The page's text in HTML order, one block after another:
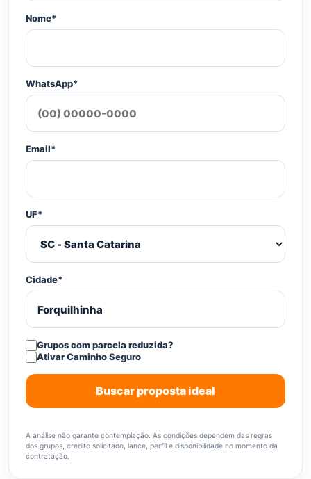
Nome*
WhatsApp*
Email*
UF*
Cidade*
Grupos com parcela reduzida?
Ativar Caminho Seguro
Buscar proposta ideal
A análise não garante contemplação. As condições dependem das regras
dos grupos, crédito solicitado, lance, perfil e disponibilidade no momento da
contratação.